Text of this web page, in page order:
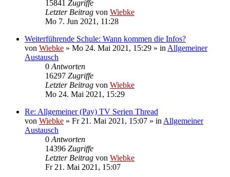
15841 Zugriffe
Letzter Beitrag von Wiebke
Mo 7. Jun 2021, 11:28
Weiterführende Schule: Wann kommen die Infos?
von Wiebke » Mo 24. Mai 2021, 15:29 » inAllgemeiner
Austausch
0Antworten
16297 Zugriffe
Letzter Beitrag von Wiebke
Mo 24. Mai 2021, 15:29
Re: Allgemeiner (Pay) TV Serien Thread
von Wiebke » Fr 21. Mai 2021, 15:07 » inAllgemeiner
Austausch
0Antworten
14396 Zugriffe
Letzter Beitrag von Wiebke
Fr 21. Mai 2021, 15:07